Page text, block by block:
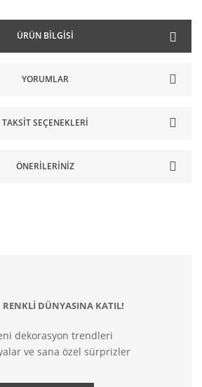
ÜRÜN BILGISI
YORUMLAR
TAKSIT SEÇENEKLERI
ÖNERILERINIZ
RENKLİ DÜNYASINA KATIL!
dekorasyon trendleri
ve sana özel sürprizler